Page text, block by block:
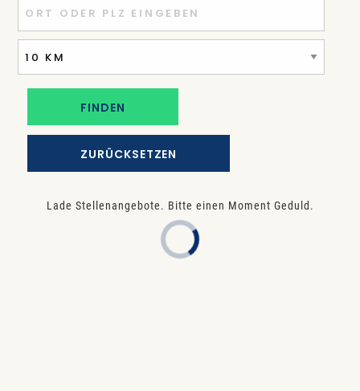
ZURÜCKSETZEN
Lade Stellenangebote. Bitte einen Moment Geduld.